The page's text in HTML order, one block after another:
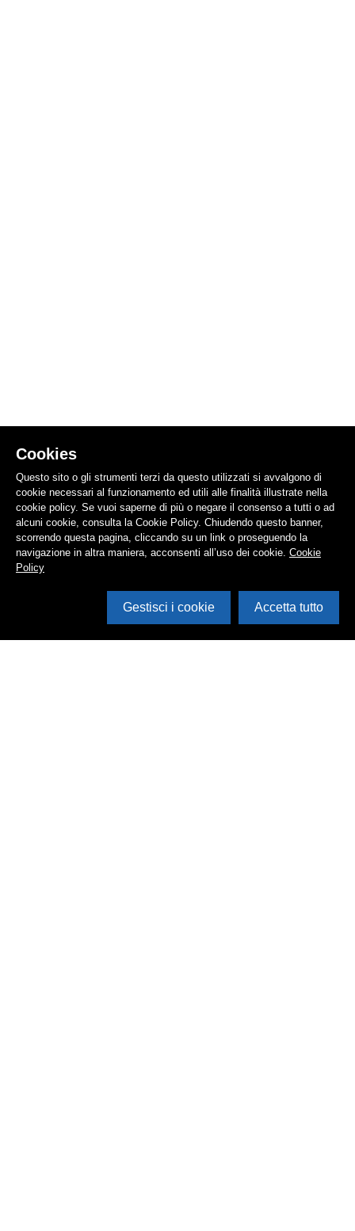
Cookies
Questo sito o gli strumenti terzi da questo utilizzati si avvalgono di
cookie necessari al funzionamento ed utili alle finalità illustrate nella
cookie policy. Se vuoi saperne di più o negare il consenso a tutti o ad
alcuni cookie, consulta la Cookie Policy. Chiudendo questo banner,
scorrendo questa pagina, cliccando su un link o proseguendo la
navigazione in altra maniera, acconsenti all’uso dei cookie. Cookie
Policy
Gestisci i cookie Accetta tutto